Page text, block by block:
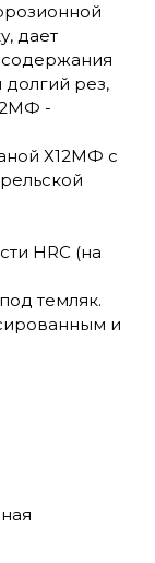
дает
содержания
долгий рез,
-
Х12МФ с
HRC (на
темляк.
и